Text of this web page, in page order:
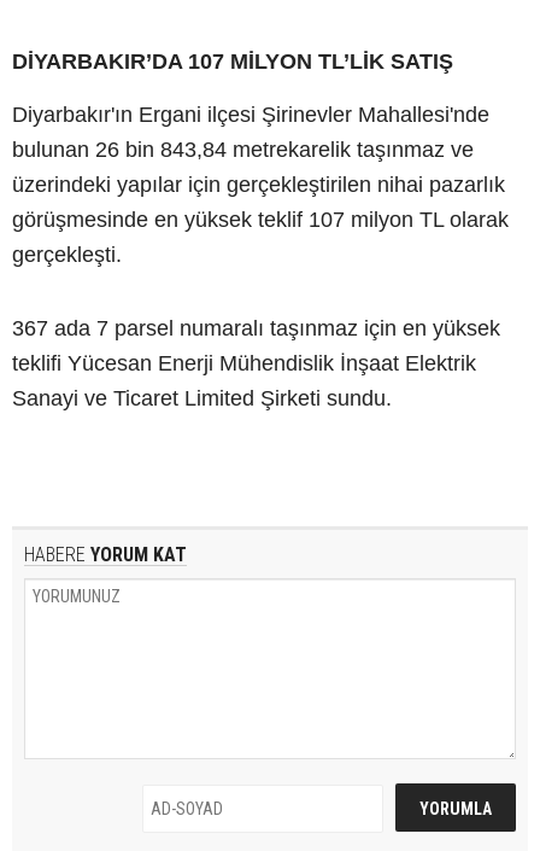
DİYARBAKIR’DA 107 MİLYON TL’LİK SATIŞ
Diyarbakır'ın Ergani ilçesi Şirinevler Mahallesi'nde
bulunan 26 bin 843,84 metrekarelik taşınmaz ve
üzerindeki yapılar için gerçekleştirilen nihai pazarlık
görüşmesinde en yüksek teklif 107 milyon TL olarak
gerçekleşti.
367 ada 7 parsel numaralı taşınmaz için en yüksek
teklifi Yücesan Enerji Mühendislik İnşaat Elektrik
Sanayi ve Ticaret Limited Şirketi sundu.
HABERE YORUM KAT